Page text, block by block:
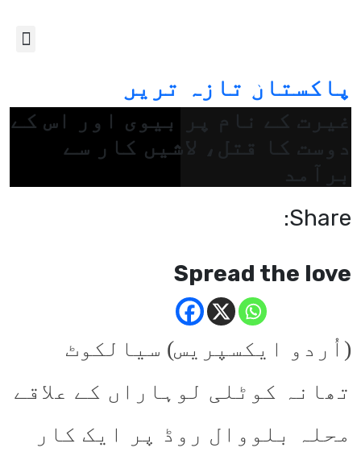
پاکستان تازہ ترین
غیرت کے نام پر بیوی اور اس کے
دوست کا قتل، لاشیں کار سے
برآمد
Share:
Spread the love
(اُردو ایکسپریس) سیالکوٹ
تھانہ کوٹلی لوہاراں کے علاقے
محلہ بلووال روڈ پر ایک کار